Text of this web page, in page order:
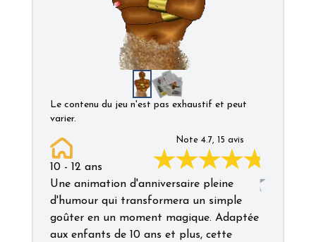
Le contenu du jeu n'est pas exhaustif et peut
varier.
10- 12ans
Note 4.7, 15 avis
Une animation d'anniversaire pleine
d'humour qui transformera un simple
goûter en un moment magique. Adaptée
aux enfants de 10 ans et plus, cette